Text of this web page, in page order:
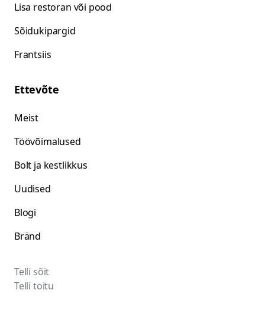
Lisa restoran või pood
Sõidukipargid
Frantsiis
Ettevõte
Meist
Töövõimalused
Bolt ja kestlikkus
Uudised
Blogi
Bränd
Telli sõit
Telli toitu